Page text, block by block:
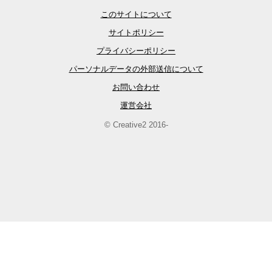
このサイトについて
サイトポリシー
プライバシーポリシー
パーソナルデータの外部送信について
お問い合わせ
運営会社
© Creative2 2016-